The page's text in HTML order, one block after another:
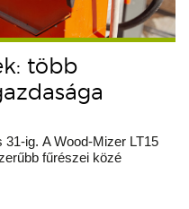
több
ig. A Wood-Mizer LT15
fűrészei közé